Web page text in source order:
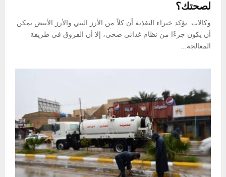
لصحتك؟
وكالات: يؤكد خبراء التغذية أن كلاً من الأرز البني والأرز الأبيض يمكن
أن يكون جزءًا من نظام غذائي صحي، إلا أن الفروق في طريقة
المعالجة...